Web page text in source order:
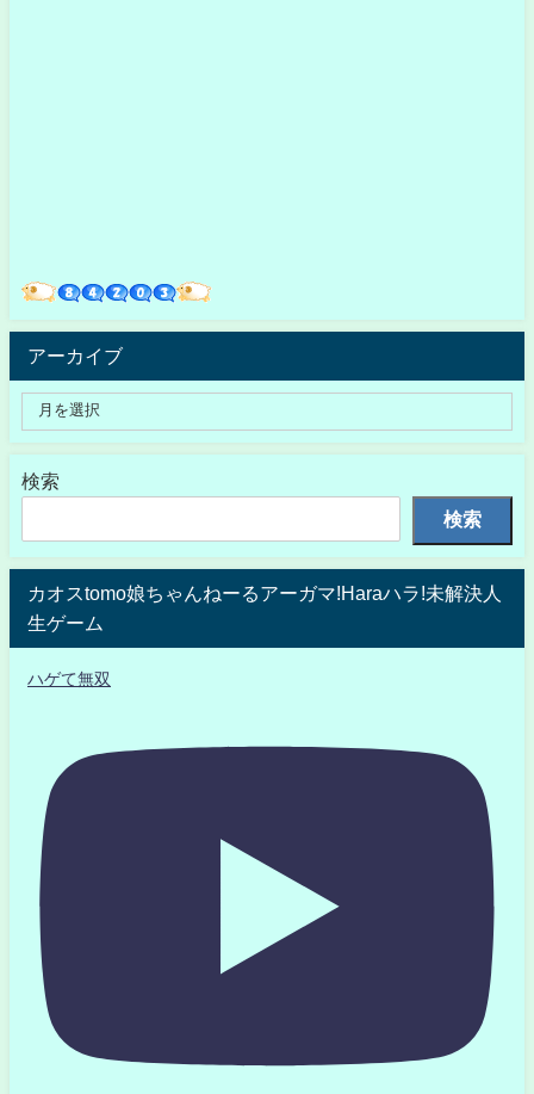
アーカイブ
検索
検索
カオスtomo娘ちゃんねーるアーガマ!Haraハラ!未解決人
生ゲーム
ハゲて無双